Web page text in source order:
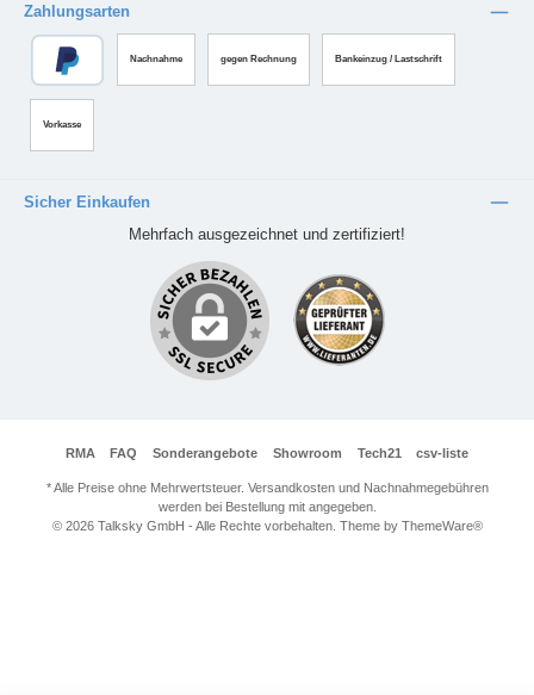
Zahlungsarten
Nachnahme gegen Rechnung Bankeinzug / Lastschrift
Vorkasse
Sicher Einkaufen
Mehrfach ausgezeichnet und zertifiziert!
RMA FAQ Sonderangebote Showroom Tech21 csv-liste
* Alle Preise ohne Mehrwertsteuer. Versandkosten und Nachnahmegebühren
werden bei Bestellung mit angegeben.
© 2026 Talksky GmbH - Alle Rechte vorbehalten. Theme by ThemeWare®